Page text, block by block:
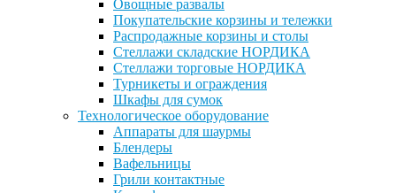
Овощные развалы
Покупательские корзины и тележки
Распродажные корзины и столы
Стеллажи складские НОРДИКА
Стеллажи торговые НОРДИКА
Турникеты и ограждения
Шкафы для сумок
Технологическое оборудование
Аппараты для шаурмы
Блендеры
Вафельницы
Грили контактные